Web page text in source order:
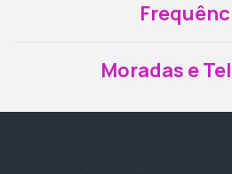
Moradas e